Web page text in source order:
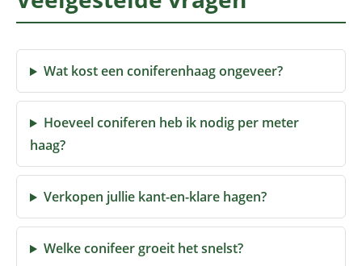
Wat kost een coniferenhaag ongeveer?
Hoeveel coniferen heb ik nodig per meter
haag?
Verkopen jullie kant-en-klare hagen?
Welke conifeer groeit het snelst?